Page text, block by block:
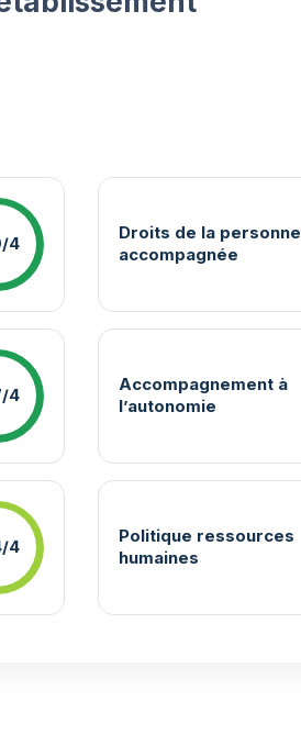
4
Droits de la personne
accompagnée
4
Accompagnement à
l’autonomie
4
Politique ressources
humaines